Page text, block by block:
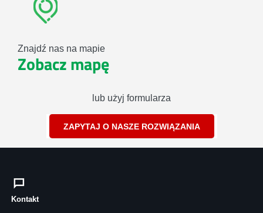
Znajdź nas na mapie
Zobacz mapę
lub użyj formularza
ZAPYTAJ O NASZE ROZWIĄZANIA
Kontakt